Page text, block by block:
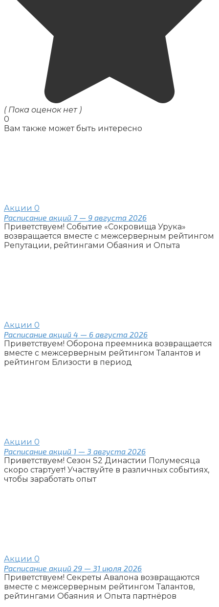
( Пока оценок нет )
0
Вам также может быть интересно
Акции 0
Расписание акций 7 — 9 августа 2026
Приветствуем! Событие «Сокровища Урука»
возвращается вместе с межсерверным рейтингом
Репутации, рейтингами Обаяния и Опыта
Акции 0
Расписание акций 4 — 6 августа 2026
Приветствуем! Оборона преемника возвращается
вместе с межсерверным рейтингом Талантов и
рейтингом Близости в период
Акции 0
Расписание акций 1 — 3 августа 2026
Приветствуем! Сезон S2 Династии Полумесяца
скоро стартует! Участвуйте в различных событиях,
чтобы заработать опыт
Акции 0
Расписание акций 29 — 31 июля 2026
Приветствуем! Секреты Авалона возвращаются
вместе с межсерверным рейтингом Талантов,
рейтингами Обаяния и Опыта партнёров